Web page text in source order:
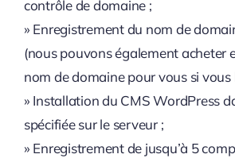
contrôle de domaine ;
» Enregistrement du nom de
(nous pouvons également acheter
nom de domaine pour vous si vous
» Installation du CMS WordPress
spécifiée sur le serveur ;
» Enregistrement de jusqu’à 5